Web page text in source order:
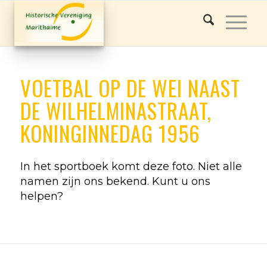
VOETBAL OP DE WEI NAAST
DE WILHELMINASTRAAT,
KONINGINNEDAG 1956
In het sportboek komt deze foto. Niet alle
namen zijn ons bekend. Kunt u ons
helpen?